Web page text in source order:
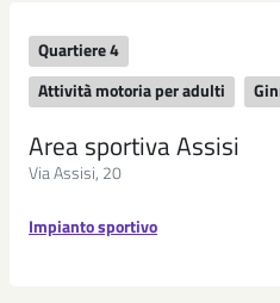
Quartiere 4
Attività motoria per adulti
Area sportiva Assisi
Via Assisi, 20
Impianto sportivo